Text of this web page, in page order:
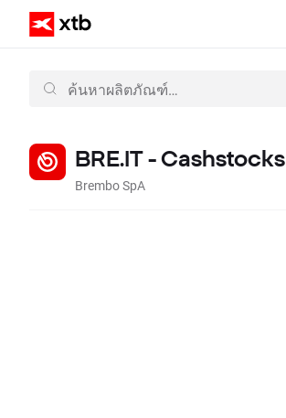
BRE.IT - Cashstocks
Brembo SpA